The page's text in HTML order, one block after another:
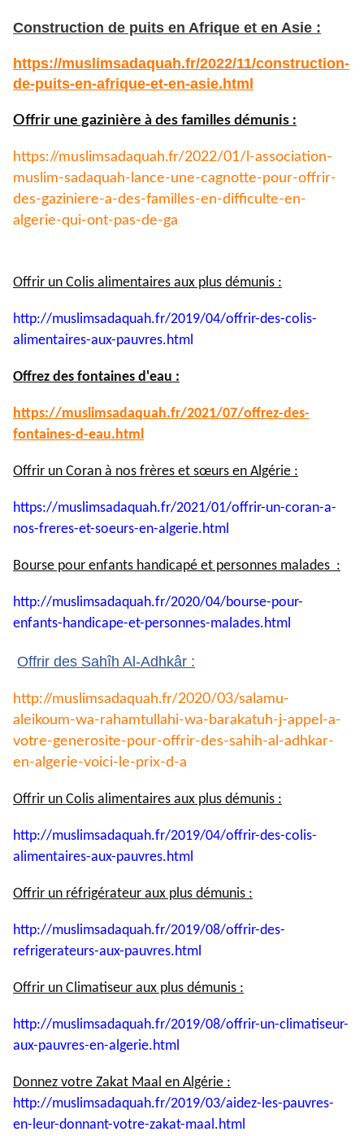
Construction de puits en Afrique et en Asie :
https://muslimsadaquah.fr/2022/11/construction-
de-puits-en-afrique-et-en-asie.html
Offrir une gazinière à des familles démunis :
https://muslimsadaquah.fr/2022/01/l-association-
muslim-sadaquah-lance-une-cagnotte-pour-offrir-
des-gaziniere-a-des-familles-en-difficulte-en-
algerie-qui-ont-pas-de-ga
Offrir un Colis alimentaires aux plus démunis :
http://muslimsadaquah.fr/2019/04/offrir-des-colis-
alimentaires-aux-pauvres.html
Offrez des fontaines d'eau :
https://muslimsadaquah.fr/2021/07/offrez-des-
fontaines-d-eau.html
Offrir un Coran à nos frères et sœurs en Algérie :
https://muslimsadaquah.fr/2021/01/offrir-un-coran-a-
nos-freres-et-soeurs-en-algerie.html
Bourse pour enfants handicapé et personnes malades :
http://muslimsadaquah.fr/2020/04/bourse-pour-
enfants-handicape-et-personnes-malades.html
Offrir des Sahîh Al-Adhkâr :
http://muslimsadaquah.fr/2020/03/salamu-
aleikoum-wa-rahamtullahi-wa-barakatuh-j-appel-a-
votre-generosite-pour-offrir-des-sahih-al-adhkar-
en-algerie-voici-le-prix-d-a
Offrir un Colis alimentaires aux plus démunis :
http://muslimsadaquah.fr/2019/04/offrir-des-colis-
alimentaires-aux-pauvres.html
Offrir un réfrigérateur aux plus démunis :
http://muslimsadaquah.fr/2019/08/offrir-des-
refrigerateurs-aux-pauvres.html
Offrir un Climatiseur aux plus démunis :
http://muslimsadaquah.fr/2019/08/offrir-un-climatiseur-
aux-pauvres-en-algerie.html
Donnez votre Zakat Maal en Algérie :
http://muslimsadaquah.fr/2019/03/aidez-les-pauvres-
en-leur-donnant-votre-zakat-maal.html